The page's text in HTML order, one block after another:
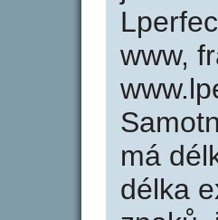
www,
má
délka